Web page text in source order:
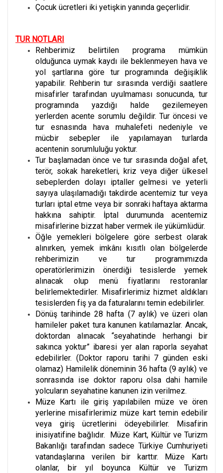
Çocuk ücretleri iki yetişkin yanında geçerlidir.
TUR NOTLARI
Rehberimiz belirtilen programa mümkün
olduğunca uymak kaydı ile beklenmeyen hava ve
yol şartlarına göre tur programında değişiklik
yapabilir. Rehberin tur sırasında verdiği saatlere
misafirler tarafından uyulmaması sonucunda, tur
programında yazdığı halde gezilemeyen
yerlerden acente sorumlu değildir. Tur öncesi ve
tur esnasında hava muhalefeti nedeniyle ve
mücbir sebepler ile yapılamayan turlarda
acentenin sorumluluğu yoktur.
Tur başlamadan önce ve tur sırasında doğal afet,
terör, sokak hareketleri, kriz veya diğer ülkesel
sebeplerden dolayı iptaller gelmesi ve yeterli
sayıya ulaşılamadığı takdirde acentemiz tur veya
turları iptal etme veya bir sonraki haftaya aktarma
hakkına sahiptir. İptal durumunda acentemiz
misafirlerine bizzat haber vermek ile yükümlüdür.
Öğle yemekleri bölgelere göre serbest olarak
alınırken, yemek imkânı kısıtlı olan bölgelerde
rehberimizin ve tur programımızda
operatörlerimizin önerdiği tesislerde yemek
alınacak olup menü fiyatlarını restoranlar
belirlemektedirler. Misafirlerimiz hizmet aldıkları
tesislerden fiş ya da faturalarını temin edebilirler.
Dönüş tarihinde 28 hafta (7 aylık) ve üzeri olan
hamileler paket tura kanunen katılamazlar. Ancak,
doktordan alınacak “seyahatinde herhangi bir
sakınca yoktur” ibaresi yer alan raporla seyahat
edebilirler. (Doktor raporu tarihi 7 günden eski
olamaz) Hamilelik döneminin 36 hafta (9 aylık) ve
sonrasında ise doktor raporu olsa dahi hamile
yolcuların seyahatine kanunen izin verilmez.
Müze Kartı ile giriş yapılabilen müze ve ören
yerlerine misafirlerimiz müze kart temin edebilir
veya giriş ücretlerini ödeyebilirler. Misafirin
inisiyatifine bağlıdır. Müze Kart, Kültür ve Turizm
Bakanlığı tarafından sadece Türkiye Cumhuriyeti
vatandaşlarına verilen bir karttır. Müze Kartı
olanlar, bir yıl boyunca Kültür ve Turizm